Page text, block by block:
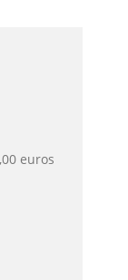
euros